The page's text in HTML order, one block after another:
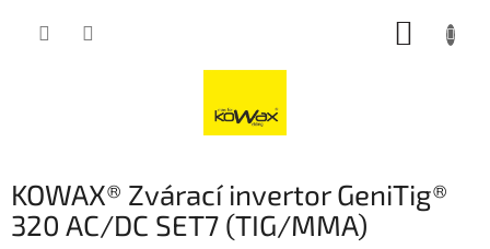
KOWAX® Zvárací invertor GeniTig®
320 AC/DC SET7 (TIG/MMA)